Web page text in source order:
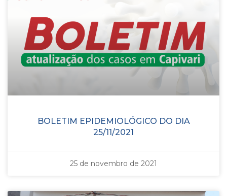
BOLETIM EPIDEMIOLÓGICO DO DIA
25/11/2021
25 de novembro de 2021